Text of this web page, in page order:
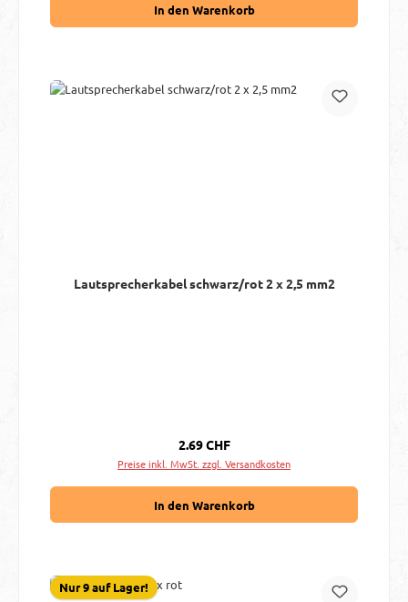
In den Warenkorb
Lautsprecherkabel schwarz/rot 2 x 2,5 mm2
Regulärer Preis:
2.69 CHF
Preise inkl. MwSt. zzgl. Versandkosten
In den Warenkorb
Nur 9 auf Lager!